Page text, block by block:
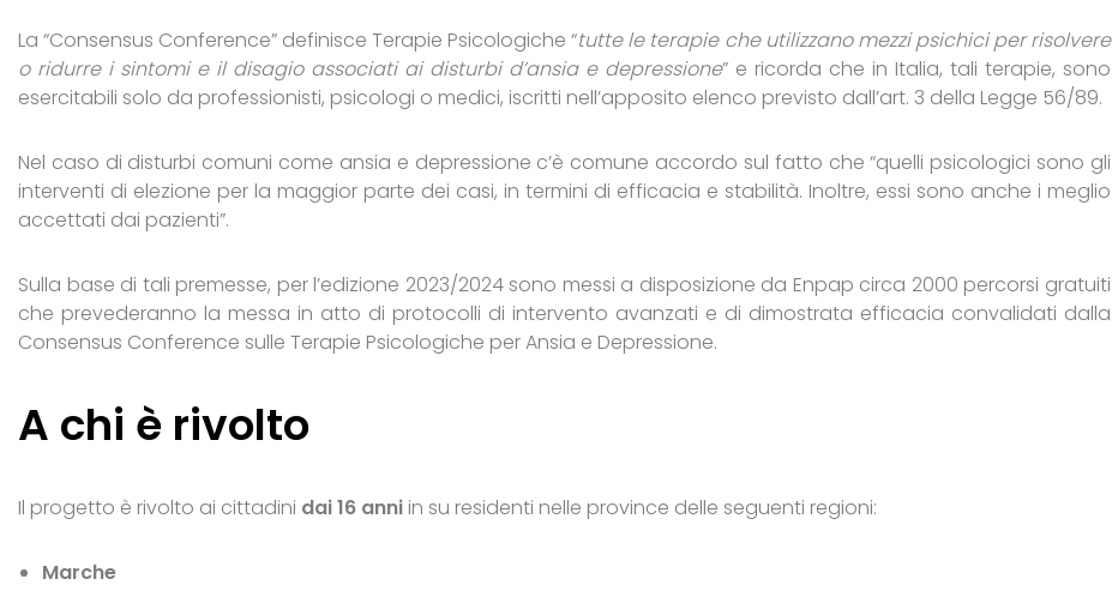
La “Consensus Conference” definisce Terapie Psicologiche “tutte le terapie che utilizzano mezzi psichici per risolvere
o ridurre i sintomi e il disagio associati ai disturbi d’ansia e depressione” e ricorda che in Italia, tali terapie, sono
esercitabili solo da professionisti, psicologi o medici, iscritti nell’apposito elenco previsto dall’art. 3 della Legge 56/89.
Nel caso di disturbi comuni come ansia e depressione c’è comune accordo sul fatto che “quelli psicologici sono gli
interventi di elezione per la maggior parte dei casi, in termini di efficacia e stabilità. Inoltre, essi sono anche i meglio
accettati dai pazienti”.
Sulla base di tali premesse, per l’edizione 2023/2024 sono messi a disposizione da Enpap circa 2000 percorsi gratuiti
che prevederanno la messa in atto di protocolli di intervento avanzati e di dimostrata efficacia convalidati dalla
Consensus Conference sulle Terapie Psicologiche per Ansia e Depressione.
A chi è rivolto
Il progetto è rivolto ai cittadini dai 16 anni in su residenti nelle province delle seguenti regioni:
Marche